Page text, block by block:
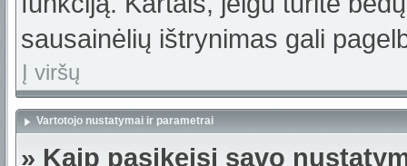
sausainėlių ištrynimas gali
Į viršų
Vartotojo nustatymai ir parametrai
» Kaip pasikeisi savo